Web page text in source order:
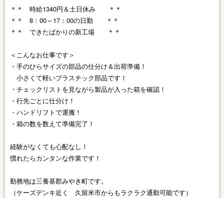
＊＊ 時給1340円＆土日休み ＊＊
＊＊ 8：00～17：00の日勤 ＊＊
＊＊ できたばかりの新工場 ＊＊
＜こんなお仕事です＞
・手のひらサイズの部品の仕分け＆出荷準備！
小さくて軽いプラスチック部品です！
・チェックリストを見ながら製品が入った箱を確認！
・行先ごとに仕分け！
・ハンドリフトで運搬！
・箱の数を数えて準備完了！
経験がなくても心配なし！
慣れたらカンタンな作業です！
勤務地は三養基郡みやき町です。
（ケーズデンキ近く 久留米市からもラクラク通勤可能です）